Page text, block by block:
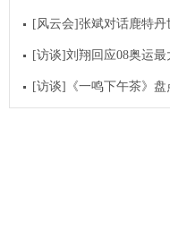
[风云会]张斌对话鹿特
[访谈]刘翔回应08奥运最
[访谈]《一鸣下午茶》盘